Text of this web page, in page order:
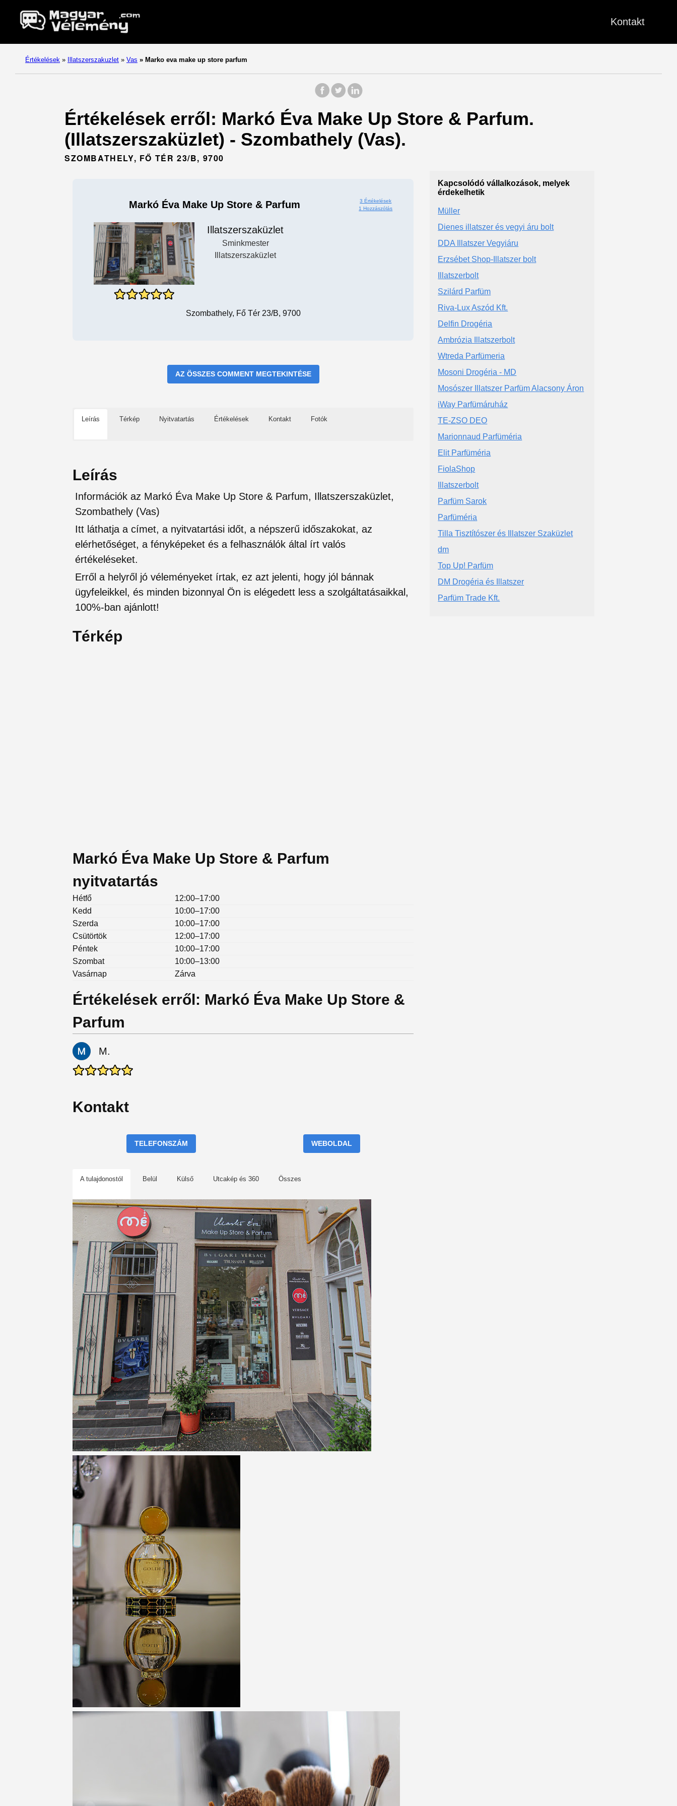
Kontakt
Értékelések » Illatszerszakuzlet » Vas » Marko eva make up store parfum
Értékelések erről: Markó Éva Make Up Store & Parfum.
(Illatszerszaküzlet) - Szombathely (Vas).
SZOMBATHELY, FŐ TÉR 23/B, 9700
Markó Éva Make Up Store & Parfum
3 Értékelések
1 Hozzászólás
Illatszerszaküzlet
Sminkmester
Illatszerszaküzlet
Szombathely, Fő Tér 23/b, 9700
AZ ÖSSZES COMMENT MEGTEKINTÉSE
Leírás Térkép Nyitvatartás Értékelések Kontakt Fotók
Leírás
Információk az Markó Éva Make Up Store & Parfum, Illatszerszaküzlet,
Szombathely (Vas)
Itt láthatja a címet, a nyitvatartási időt, a népszerű időszakokat, az
elérhetőséget, a fényképeket és a felhasználók által írt valós
értékeléseket.
Erről a helyről jó véleményeket írtak, ez azt jelenti, hogy jól bánnak
ügyfeleikkel, és minden bizonnyal Ön is elégedett less a szolgáltatásaikkal,
100%-ban ajánlott!
Térkép
Markó Éva Make Up Store & Parfum
nyitvatartás
Hétfő
12:00–17:00
Kedd
10:00–17:00
Szerda
10:00–17:00
Csütörtök
12:00–17:00
Péntek
10:00–17:00
Szombat
10:00–13:00
Vasárnap
Zárva
Értékelések erről: Markó Éva Make Up Store &
Parfum
M.
Kontakt
TELEFONSZÁM WEBOLDAL
A tulajdonostól Belül Külső Utcakép és 360 Összes
Kapcsolódó vállalkozások, melyek
érdekelhetik
Müller
Dienes illatszer és vegyi áru bolt
DDA Illatszer Vegyiáru
Erzsébet Shop-Illatszer bolt
Illatszerbolt
Szilárd Parfüm
Riva-Lux Aszód Kft.
Delfin Drogéria
Ambrózia Illatszerbolt
Wtreda Parfümeria
Mosoni Drogéria - MD
Mosószer Illatszer Parfüm Alacsony Áron
iWay Parfümáruház
TE-ZSO DEO
Marionnaud Parfüméria
Elit Parfüméria
FiolaShop
Illatszerbolt
Parfüm Sarok
Parfüméria
Tilla Tisztítószer és Illatszer Szaküzlet
dm
Top Up! Parfüm
DM Drogéria és Illatszer
Parfüm Trade Kft.